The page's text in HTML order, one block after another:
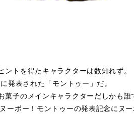
トを得たキャラクターは数知れず。
発表された「モントゥー」だ。
菓子のメインキャラクターだしかも
ーボー！モントゥーの発表記念にヌ